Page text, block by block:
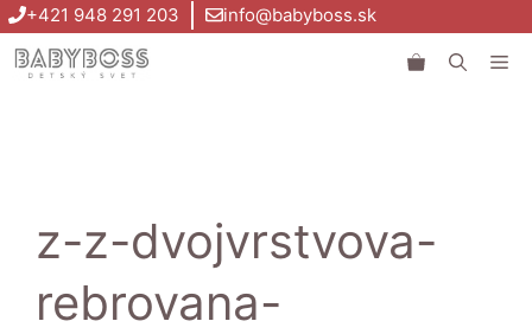
Preskočiť
na
obsah
+421 948 291 203 info@babyboss.sk
z-z-dvojvrstvova-
rebrovana-